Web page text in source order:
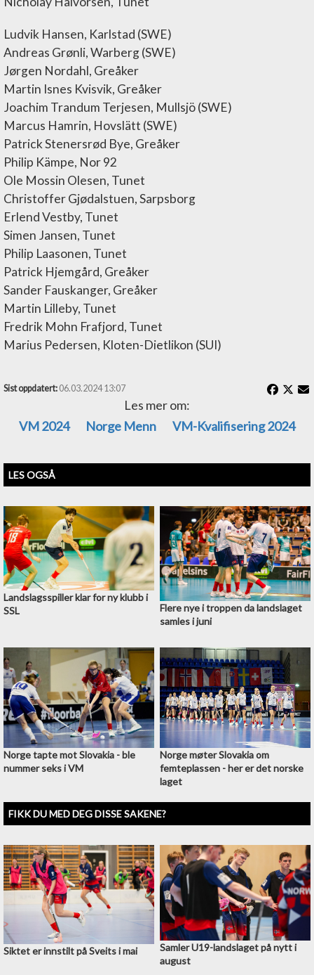
Ludvik Hansen, Karlstad (SWE)
Andreas Grønli, Warberg (SWE)
Jørgen Nordahl, Greåker
Martin Isnes Kvisvik, Greåker
Joachim Trandum Terjesen, Mullsjö (SWE)
Marcus Hamrin, Hovslätt (SWE)
Patrick Stenersrød Bye, Greåker
Philip Kämpe, Nor 92
Ole Mossin Olesen, Tunet
Christoffer Gjødalstuen, Sarpsborg
Erlend Vestby, Tunet
Simen Jansen, Tunet
Philip Laasonen, Tunet
Patrick Hjemgård, Greåker
Sander Fauskanger, Greåker
Martin Lilleby, Tunet
Fredrik Mohn Frafjord, Tunet
Marius Pedersen, Kloten-Dietlikon (SUI)
Sist oppdatert: 06.03.2024 13:07
Les mer om:
VM 2024
Norge Menn VM-Kvalifisering 2024
LES OGSÅ
Landslagsspiller klar for ny klubb i
SSL
Flere nye i troppen da landslaget
samles i juni
Norge tapte mot Slovakia - ble
nummer seks i VM
Norge møter Slovakia om
femteplassen - her er det norske
laget
FIKK DU MED DEG DISSE SAKENE?
Siktet er innstilt på Sveits i mai
Samler U19-landslaget på nytt i
august